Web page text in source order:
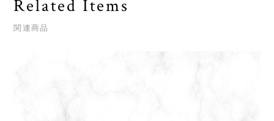
Related Items
関連商品